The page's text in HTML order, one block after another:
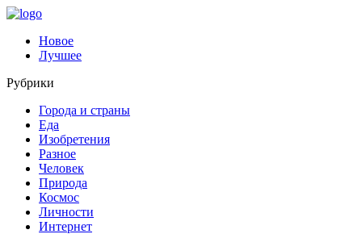
Новое
Лучшее
Рубрики
Города и страны
Еда
Изобретения
Разное
Человек
Природа
Космос
Личности
Интернет